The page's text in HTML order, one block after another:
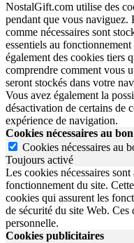
NostalGift.com utilise des
pendant que vous naviguez.
comme nécessaires sont
essentiels au
également des cookies tiers
comprendre comment vous
seront stockés dans votre
Vous avez également la
désactivation de certains de
expérience de navigation.
Cookies nécessaires au
Cookies nécessaires au
Toujours activé
Les cookies nécessaires
fonctionnement du site.
cookies qui assurent les
de sécurité du site Web. Ces
personnelle.
Cookies publicitaires